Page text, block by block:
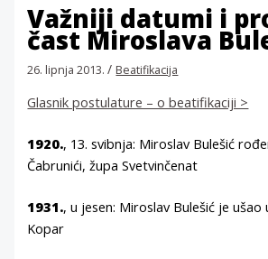
Važniji datumi i
čast Miroslava
26. lipnja 2013./ Beatifikacija
Glasnik postulature – o beatifikaciji >
1920., 13. svibnja: Miroslav Bulešić
Čabrunići, župa Svetvinčenat
1931., u jesen: Miroslav Bulešić je ušao
Kopar